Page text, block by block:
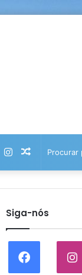
Artigo
aleatório
Instagram
Siga-nós